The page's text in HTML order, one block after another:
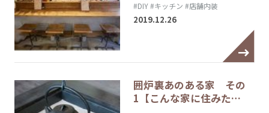
#DIY#キッチン #店舗内装
2019.12.26
囲炉裏あのある家 その
1【こんな家に住みた…